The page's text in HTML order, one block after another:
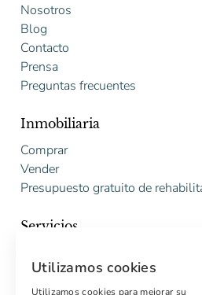
Nosotros
Blog
Contacto
Prensa
Preguntas frecuentes
Inmobiliaria
Comprar
Vender
Presupuesto gratuito de
Servicios
Compradores internacionales
Propiedades off-market
Utilizamos cookies
Utilizamos cookies para mejorar su